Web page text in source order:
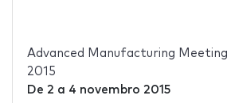
Advanced Manufacturing
2015
De 2 a 4 novembro 2015